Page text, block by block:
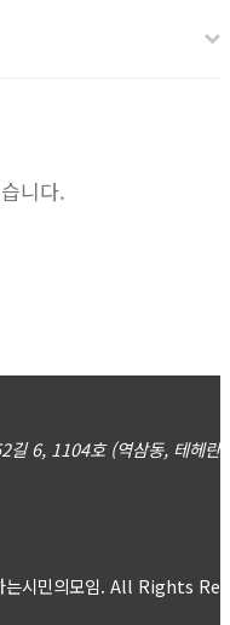
니다.
길 6, 1104호 (역삼동, 테헤란
시민의모임. All Rights Re